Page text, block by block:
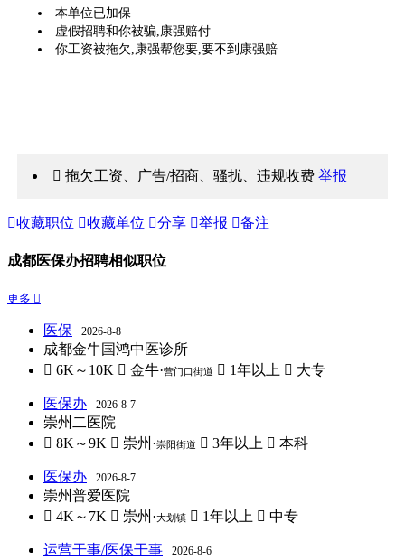
本单位已加保
虚假招聘和你被骗,康强赔付
你工资被拖欠,康强帮您要,要不到康强赔
 拖欠工资、广告/招商、骚扰、违规收费举报
收藏职位 收藏单位 分享 举报 备注
成都医保办招聘相似职位
更多 
医保 2026-8-8
成都金牛国鸿中医诊所
 6K～10K  金牛·营门口街道  1年以上  大专
医保办 2026-8-7
崇州二医院
 8K～9K  崇州·崇阳街道  3年以上  本科
医保办 2026-8-7
崇州普爱医院
 4K～7K  崇州·大划镇  1年以上  中专
运营干事/医保干事 2026-8-6